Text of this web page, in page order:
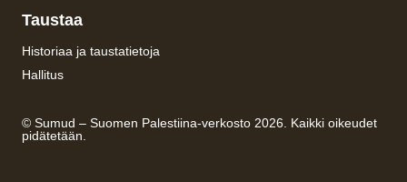
Taustaa
Historiaa ja taustatietoja
Hallitus
© Sumud – Suomen Palestiina-verkosto 2026. Kaikki oikeudet
pidätetään.